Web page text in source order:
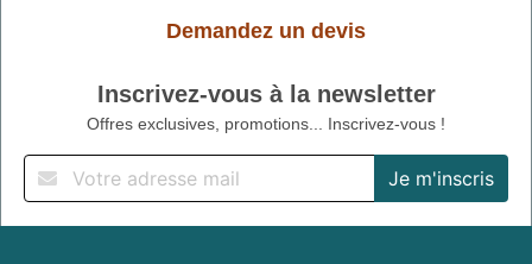
Demandez un devis
Inscrivez-vous à la newsletter
Offres exclusives, promotions... Inscrivez-vous !